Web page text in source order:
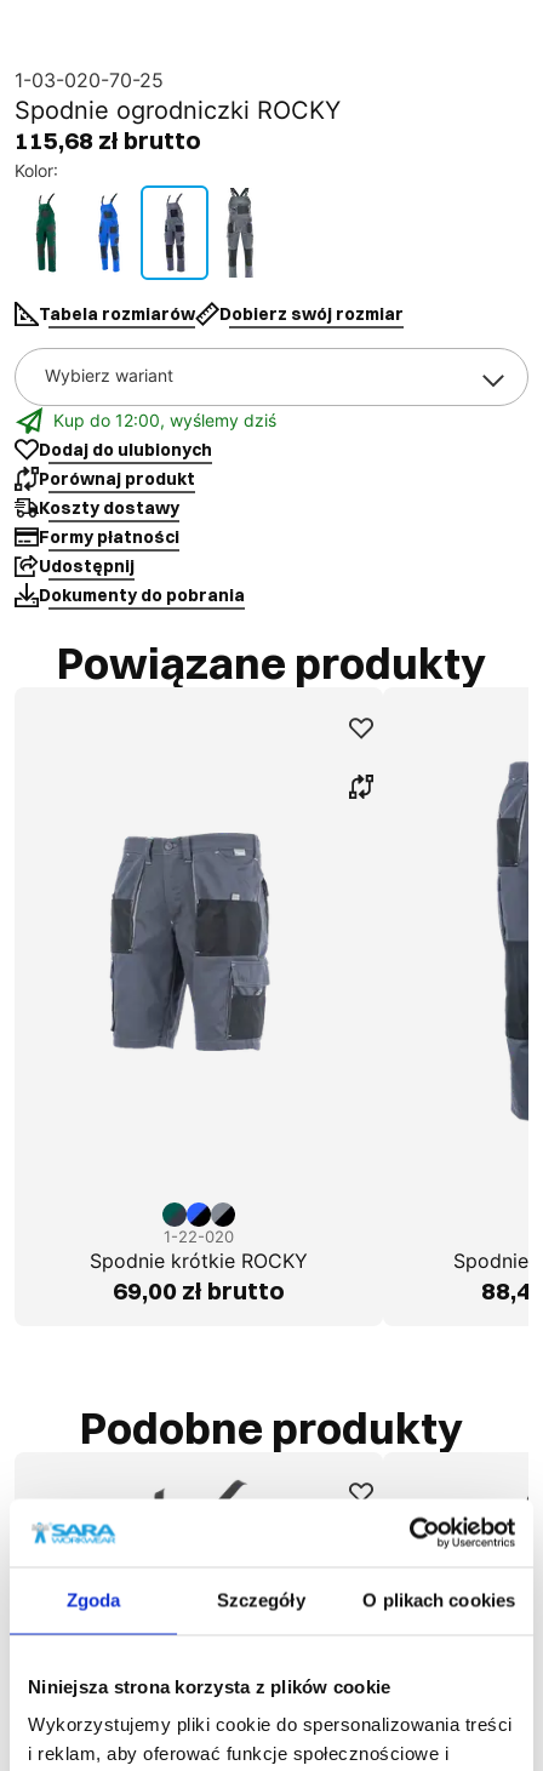
Zgoda Szczegóły O plikach cookies
Niniejsza strona korzysta z plików cookie
Wykorzystujemy pliki cookie do spersonalizowania treści
i reklam, aby oferować funkcje społecznościowe i
1-03-020-70-25
Spodnie ogrodniczki ROCKY
115,68 zł brutto
Kolor:
Tabela rozmiarów Dobierz swój rozmiar
Wybierz wariant
Kup do 12:00, wyślemy dziś
Dodaj do ulubionych
Porównaj produkt
Koszty dostawy
Formy płatności
Udostępnij
Dokumenty do pobrania
Powiązane produkty
1-22-020
Spodnie krótkie ROCKY
69,00 zł brutto
Spodnie
Podobne produkty